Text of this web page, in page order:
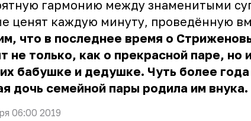
гармонию между знаменитыми
ценят каждую минуту, проведённую
что в последнее время о
не только, как о прекрасной паре, но
бабушке и дедушке. Чуть более года
дочь семейной пары родила им внука.
06:00 2019